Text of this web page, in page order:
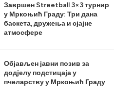
Завршен Streetball 3×3 турнир
у Мркоњић Граду: Три дана
баскета, дружења и сјајне
атмосфере
Објављен јавни позив за
додјелу подстицаја у
пчеларству у Мркоњић Граду